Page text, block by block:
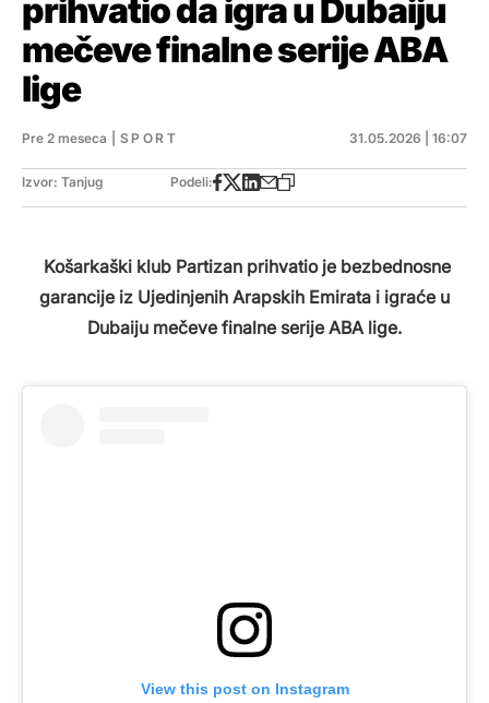
prihvatio da igra u Dubaiju
mečeve finalne serije ABA
lige
Pre 2 meseca SPORT 31.05.2026 | 16:07
Izvor: Tanjug Podeli:
Košarkaški klub Partizan prihvatio je bezbednosne
garancije iz Ujedinjenih Arapskih Emirata i igraće u
Dubaiju mečeve finalne serije ABA lige.
View this post on Instagram